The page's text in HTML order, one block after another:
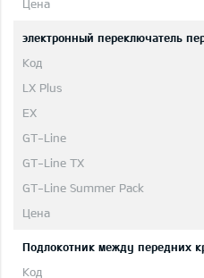
электронный переключатель
Подлокотник между передних